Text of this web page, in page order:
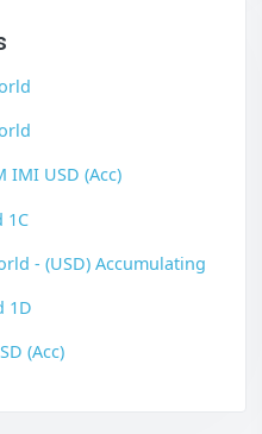
IMI USD (Acc)
1C
- (USD) Accumulating
1D
(Acc)